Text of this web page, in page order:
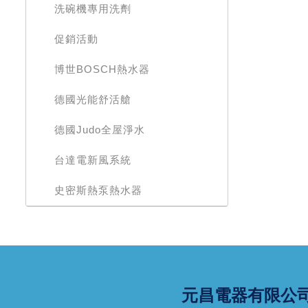
洗碗機專用洗劑
促銷活動
博世BOSCH熱水器
德國光能舒活艙
德國Judo全屋淨水
台達電新風系統
史密斯熱泵熱水器
元昌電器有限公